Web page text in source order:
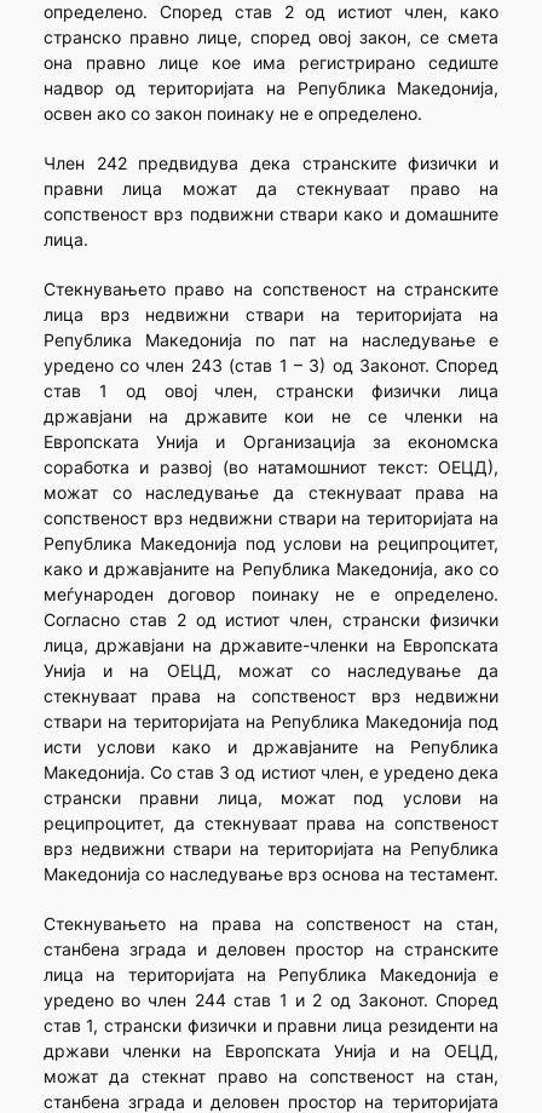
определено. Според став 2 од истиот член, како
странско правно лице, според овој закон, се смета
она правно лице кое има регистрирано седиште
надвор од територијата на Република Македонија,
освен ако со закон поинаку не е определено.
Член 242 предвидува дека странските физички и
правни лица можат да стекнуваат право на
сопственост врз подвижни ствари како и домашните
лица.
Стекнувањето право на сопственост на странските
лица врз недвижни ствари на територијата на
Република Македонија по пат на наследување е
уредено со член 243 (став 1 – 3) од Законот. Според
став 1 од овој член, странски физички лица
државјани на државите кои не се членки на
Европската Унија и Организација за економска
соработка и развој (во натамошниот текст: ОЕЦД),
можат со наследување да стекнуваат права на
сопственост врз недвижни ствари на територијата на
Република Македонија под услови на реципроцитет,
како и државјаните на Република Македонија, ако со
меѓународен договор поинаку не е определено.
Согласно став 2 од истиот член, странски физички
лица, државјани на државите-членки на Европската
Унија и на ОЕЦД, можат со наследување да
стекнуваат права на сопственост врз недвижни
ствари на територијата на Република Македонија под
исти услови како и државјаните на Република
Македонија. Со став 3 од истиот член, е уредено дека
странски правни лица, можат под услови на
реципроцитет, да стекнуваат права на сопственост
врз недвижни ствари на територијата на Република
Македонија со наследување врз основа на тестамент.
Стекнувањето на права на сопственост на стан,
станбена зграда и деловен простор на странските
лица на територијата на Република Македонија е
уредено во член 244 став 1 и 2 од Законот. Според
став 1, странски физички и правни лица резиденти на
држави членки на Европската Унија и на ОЕЦД,
можат да стекнат право на сопственост на стан,
станбена зграда и деловен простор на територијата